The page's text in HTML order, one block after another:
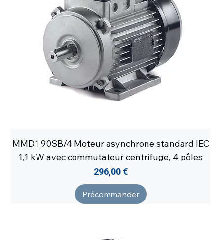
MMD1 90SB/4 Moteur asynchrone standard IEC
1,1 kW avec commutateur centrifuge, 4 pôles
Prix
296,00 €
Précommander